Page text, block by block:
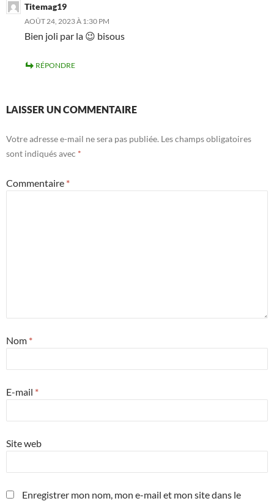
Titemag19
AOÛT 24, 2023 À 1:30 PM
Bien joli par la 😉 bisous
RÉPONDRE
LAISSER UN COMMENTAIRE
Votre adresse e-mail ne sera pas publiée. Les champs obligatoires
sont indiqués avec *
Commentaire *
Nom *
E-mail *
Site web
Enregistrer mon nom, mon e-mail et mon site dans le